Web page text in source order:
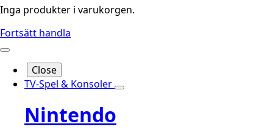
Inga produkter i varukorgen.
Fortsätt handla
Close
TV-Spel & Konsoler
Nintendo